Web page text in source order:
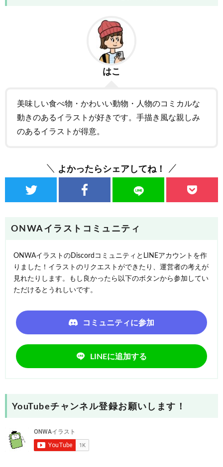
はこ
美味しい食べ物・かわいい動物・人物のコミカルな
動きのあるイラストが好きです。手描き風な親しみ
のあるイラストが得意。
よかったらシェアしてね！
ONWAイラストコミュニティ
ONWAイラストのDiscordコミュニティとLINEアカウントを作
りました！イラストのリクエストができたり、運営者の考えが
見れたりします。もし良かったら以下のボタンから参加してい
ただけるとうれしいです。
コミュニティに参加
LINEに追加する
YouTubeチャンネル登録お願いします！